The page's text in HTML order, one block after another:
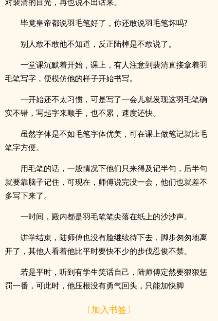
毕竟皇帝都说羽毛笔好了，你还敢说羽毛笔坏吗?
别人敢不敢他不知道，反正陆棹是不敢说了。
一堂课沉默着开始，课上，有人注意到裴清直接拿着羽
毛笔写字，便模仿他的样子开始书写。
一开始还不太习惯，可是写了一会儿就发现这羽毛笔确
实不错，写起字来顺手，也不累，速度还快。
虽然字体是不如毛笔字体优美，可在课上做笔记就比毛
笔字方便。
用毛笔的话，一般情况下他们只来得及记半句，后半句
就要靠脑子记住，可现在，师傅说完没一会，他们也就差不
多写下来了。
一时间，殿内都是羽毛笔笔尖落在纸上的沙沙声。
讲学结束，陆师傅也没有脸继续待下去，脚步匆匆地离
开了，其他人看着他比平时要快不少的步伐忍俊不禁。
若是平时，听到有学生笑话自己，陆师傅定然要狠狠惩
罚一番，可此时，他压根没有勇气回头，只能加快脚
〔加入书签〕